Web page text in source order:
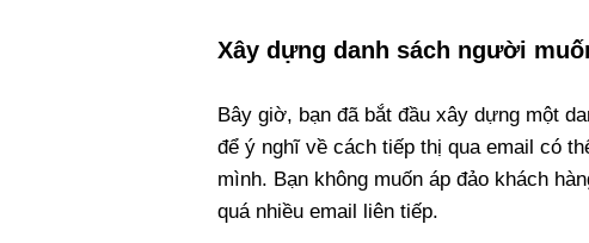
Xây dựng danh sách người
Bây giờ, bạn đã bắt đầu xây dựng một
để ý nghĩ về cách tiếp thị qua email có
mình. Bạn không muốn áp đảo khách
quá nhiều email liên tiếp.